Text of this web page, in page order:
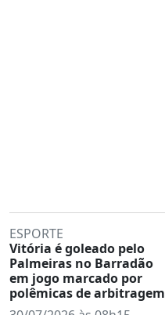
ESPORTE
Vitória é goleado pelo
Palmeiras no Barradão
em jogo marcado por
polêmicas de arbitragem